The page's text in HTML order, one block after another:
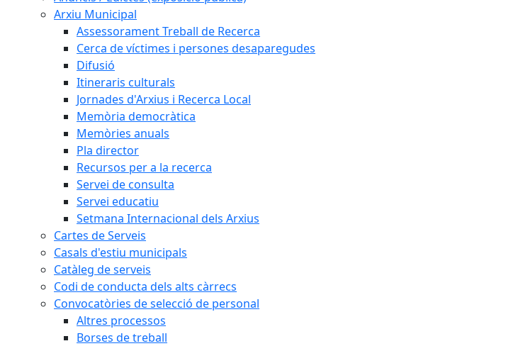
Arxiu Municipal
Assessorament Treball de Recerca
Cerca de víctimes i persones desaparegudes
Difusió
Itineraris culturals
Jornades d'Arxius i Recerca Local
Memòria democràtica
Memòries anuals
Pla director
Recursos per a la recerca
Servei de consulta
Servei educatiu
Setmana Internacional dels Arxius
Cartes de Serveis
Casals d'estiu municipals
Catàleg de serveis
Codi de conducta dels alts càrrecs
Convocatòries de selecció de personal
Altres processos
Borses de treball